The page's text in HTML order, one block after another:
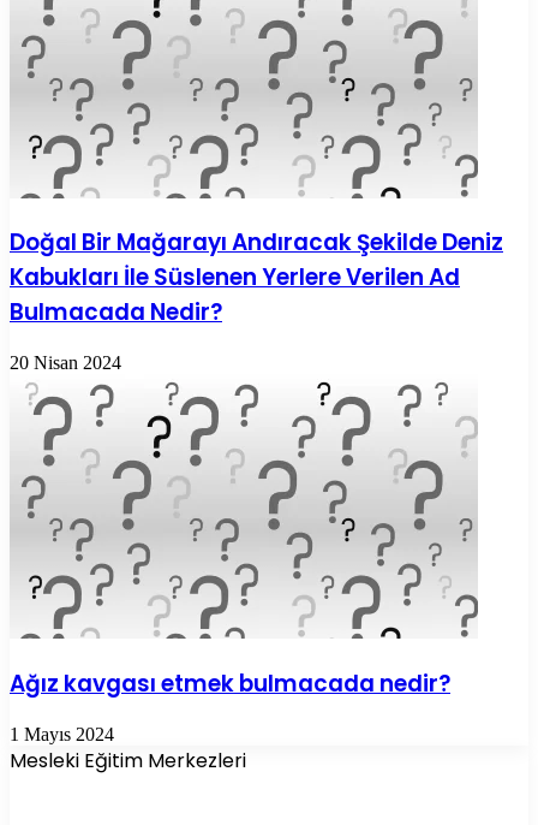
Doğal Bir Mağarayı Andıracak Şekilde Deniz
Kabukları İle Süslenen Yerlere Verilen Ad
Bulmacada Nedir?
20 Nisan 2024
Ağız kavgası etmek bulmacada nedir?
1 Mayıs 2024
Mesleki Eğitim Merkezleri